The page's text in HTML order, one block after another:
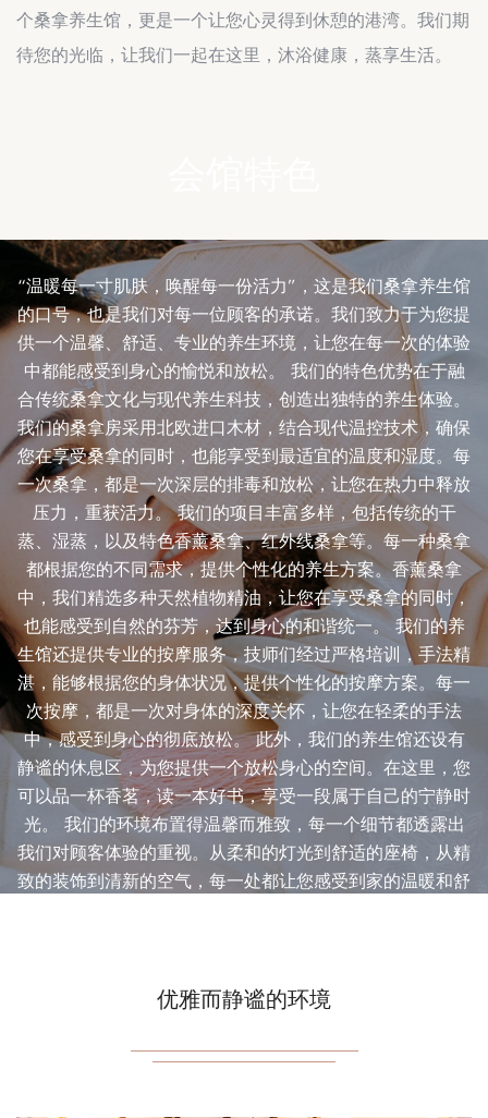
个桑拿养生馆，更是一个让您心灵得到休憩的港湾。我们期
待您的光临，让我们一起在这里，沐浴健康，蒸享生活。
“温暖每一寸肌肤，唤醒每一份活力”，这是我们桑拿养生馆
的口号，也是我们对每一位顾客的承诺。我们致力于为您提
供一个温馨、舒适、专业的养生环境，让您在每一次的体验
中都能感受到身心的愉悦和放松。 我们的特色优势在于融
合传统桑拿文化与现代养生科技，创造出独特的养生体验。
我们的桑拿房采用北欧进口木材，结合现代温控技术，确保
您在享受桑拿的同时，也能享受到最适宜的温度和湿度。每
一次桑拿，都是一次深层的排毒和放松，让您在热力中释放
压力，重获活力。 我们的项目丰富多样，包括传统的干
蒸、湿蒸，以及特色香薰桑拿、红外线桑拿等。每一种桑拿
都根据您的不同需求，提供个性化的养生方案。香薰桑拿
中，我们精选多种天然植物精油，让您在享受桑拿的同时，
也能感受到自然的芬芳，达到身心的和谐统一。 我们的养
生馆还提供专业的按摩服务，技师们经过严格培训，手法精
湛，能够根据您的身体状况，提供个性化的按摩方案。每一
次按摩，都是一次对身体的深度关怀，让您在轻柔的手法
中，感受到身心的彻底放松。 此外，我们的养生馆还设有
静谧的休息区，为您提供一个放松身心的空间。在这里，您
可以品一杯香茗，读一本好书，享受一段属于自己的宁静时
光。 我们的环境布置得温馨而雅致，每一个细节都透露出
我们对顾客体验的重视。从柔和的灯光到舒适的座椅，从精
致的装饰到清新的空气，每一处都让您感受到家的温暖和舒
优雅而静谧的环境